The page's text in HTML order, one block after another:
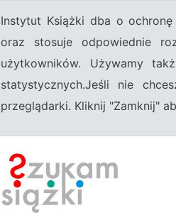
Instytut Książki dba o
oraz stosuje odpowiednie
użytkowników. Używamy
statystycznych.Jeśli nie
przeglądarki. Kliknij "Zamknij"